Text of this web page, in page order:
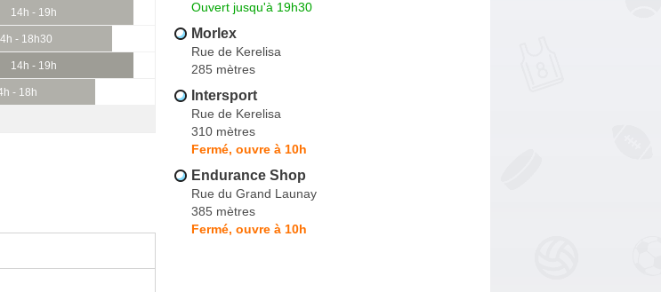
14h - 19h
- 18h30
14h - 19h
- 18h
Ouvert jusqu'à 19h30
Morlex
Rue de Kerelisa
285 mètres
Intersport
Rue de Kerelisa
310 mètres
Fermé, ouvre à 10h
Endurance Shop
Rue du Grand Launay
385 mètres
Fermé, ouvre à 10h